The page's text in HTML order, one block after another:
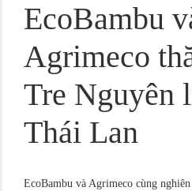
EcoBambu
Agrimeco
Tre Nguyên
Thái Lan
EcoBambu và Agrimeco cùng